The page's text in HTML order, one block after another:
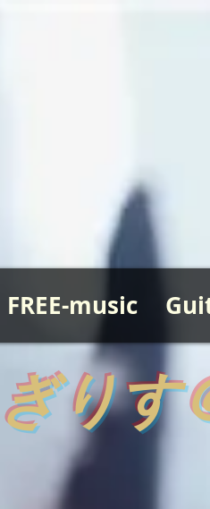
FREE-music
りす